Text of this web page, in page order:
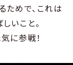
ためで、これは
いこと。
に参戦！